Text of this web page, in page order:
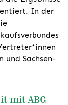
In der
und Sachsen-
mit ABG